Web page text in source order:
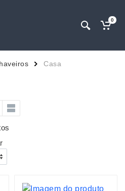
0
Casa